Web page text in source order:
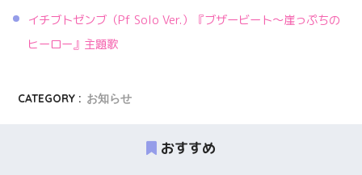
イチブトゼンブ（Pf Solo Ver.）『ブザービート〜崖っぷちの
ヒーロー』主題歌
CATEGORY : お知らせ
おすすめ